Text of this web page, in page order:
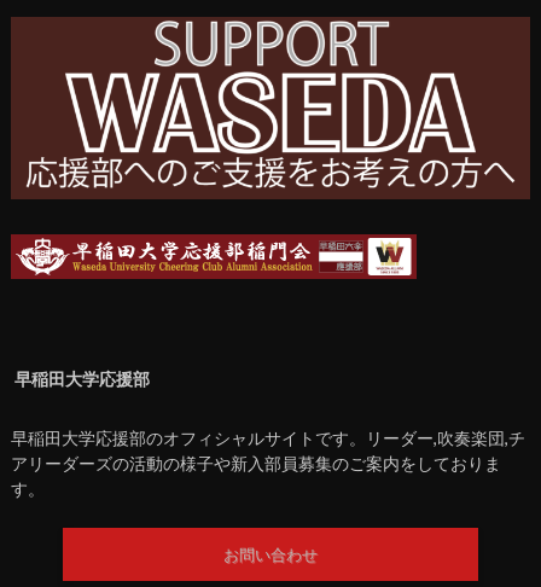
早稲田大学応援部
早稲田大学応援部のオフィシャルサイトです。リーダー,吹奏楽団,チ
アリーダーズの活動の様子や新入部員募集のご案内をしておりま
す。
お問い合わせ